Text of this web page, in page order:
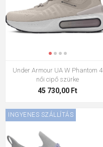
Under Armour UA W Phantom 4
női cipő szürke
45 730,00 Ft
INGYENES SZÁLLÍTÁS